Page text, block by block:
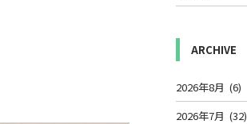
ARCHIVE
2026年8月 (6)
2026年7月 (32)